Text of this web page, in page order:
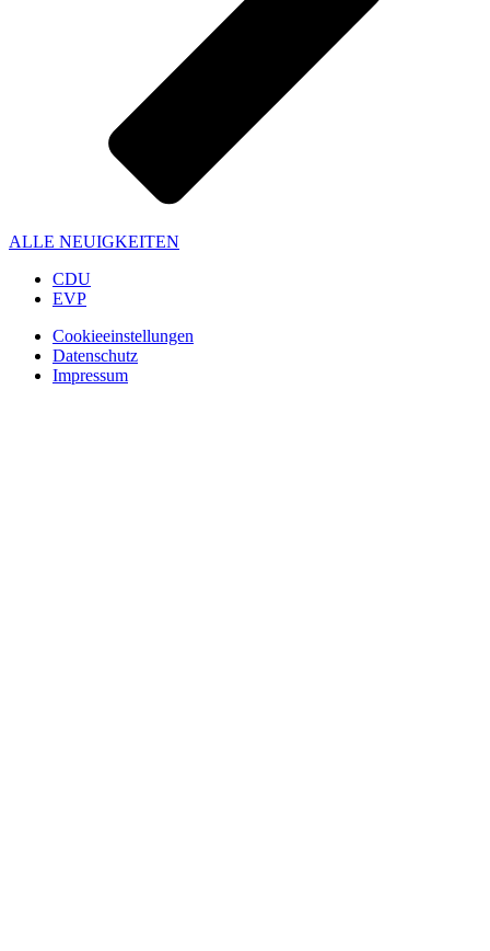
ALLE NEUIGKEITEN
CDU
EVP
Cookieeinstellungen
Datenschutz
Impressum